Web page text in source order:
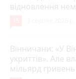
відновлення
Вінничани: «У
укриттів». Але
мільярд гривень